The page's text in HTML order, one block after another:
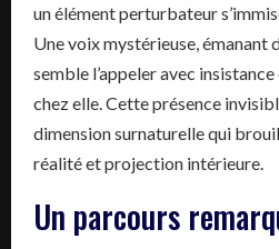
un élément perturbateur
Une voix mystérieuse, émanant
semble l’appeler avec
chez elle. Cette présence
dimension surnaturelle qui
réalité et projection intérieure.
Un parcours